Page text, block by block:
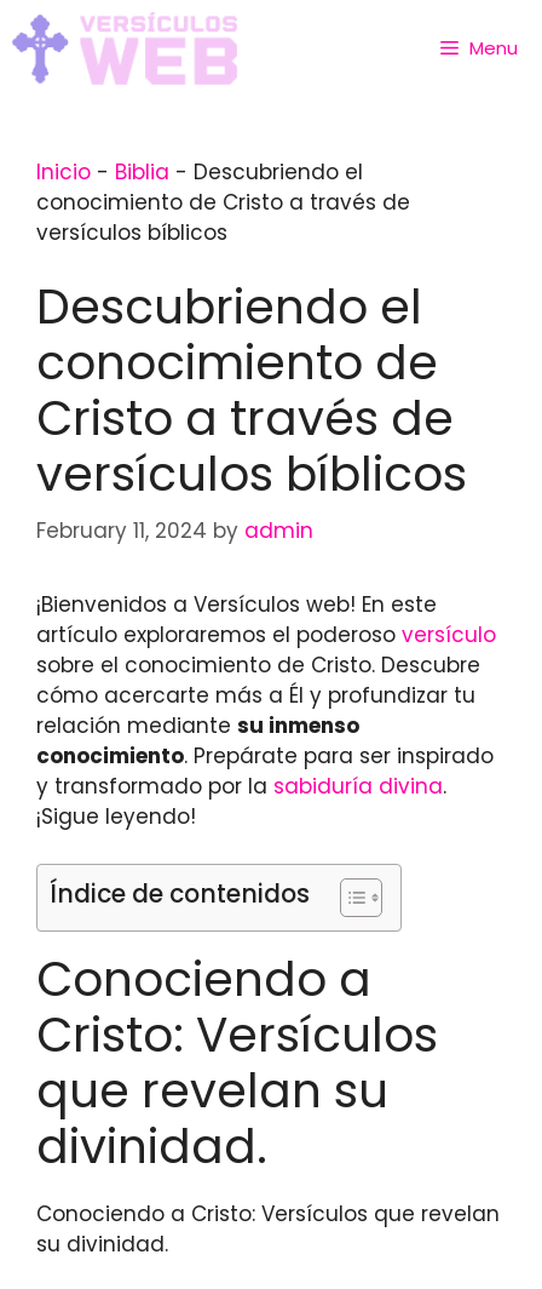
Skip
to
content
Menu
Inicio - Biblia - Descubriendo el
conocimiento de Cristo a través de
versículos bíblicos
Descubriendo el
conocimiento de
Cristo a través de
versículos bíblicos
February 11, 2024 by admin
¡Bienvenidos a Versículos web! En este
artículo exploraremos el poderoso versículo
sobre el conocimiento de Cristo. Descubre
cómo acercarte más a Él y profundizar tu
relación mediante su inmenso
conocimiento. Prepárate para ser inspirado
y transformado por la sabiduría divina.
¡Sigue leyendo!
Índice de contenidos
Conociendo a
Cristo: Versículos
que revelan su
divinidad.
Conociendo a Cristo: Versículos que revelan
su divinidad.